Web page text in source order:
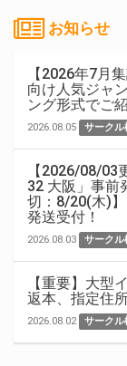
お知らせ
【2026年7月
向け人気ジャ
ング形式でご
2026.08.05 サークル
【2026/08/03
32 大阪」事前
切：8/20(木)
発送受付！
2026.08.03 サークル
【重要】大型
返本、指定住
2026.08.02 サークル